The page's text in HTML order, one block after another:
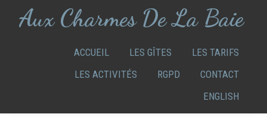
Aux Charmes De La Baie
ACCUEIL LES GÎTES
LES TARIFS
LES ACTIVITÉS
RGPD
CONTACT
ENGLISH